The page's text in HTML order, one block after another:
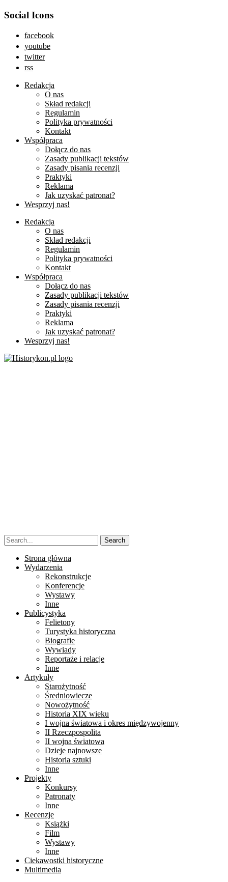
Social Icons
facebook
youtube
twitter
rss
Redakcja
O nas
Skład redakcji
Regulamin
Polityka prywatności
Kontakt
Współpraca
Dołącz do nas
Zasady publikacji tekstów
Zasady pisania recenzji
Praktyki
Reklama
Jak uzyskać patronat?
Wesprzyj nas!
Redakcja
O nas
Skład redakcji
Regulamin
Polityka prywatności
Kontakt
Współpraca
Dołącz do nas
Zasady publikacji tekstów
Zasady pisania recenzji
Praktyki
Reklama
Jak uzyskać patronat?
Wesprzyj nas!
Strona główna
Wydarzenia
Rekonstrukcje
Konferencje
Wystawy
Inne
Publicystyka
Felietony
Turystyka historyczna
Biografie
Wywiady
Reportaże i relacje
Inne
Artykuły
Starożytność
Średniowiecze
Nowożytność
Historia XIX wieku
I wojna światowa i okres międzywojenny
II Rzeczpospolita
II wojna światowa
Dzieje najnowsze
Historia sztuki
Inne
Projekty
Konkursy
Patronaty
Inne
Recenzje
Książki
Film
Wystawy
Inne
Ciekawostki historyczne
Multimedia